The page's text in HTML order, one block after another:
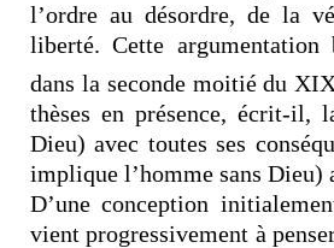
l’ordre au désordre, de la
liberté. Cette
dans la seconde moitié du
thèses en présence, écrit-il,
Dieu) avec toutes ses
implique l’homme sans Dieu)
D’une conception
vient progressivement à